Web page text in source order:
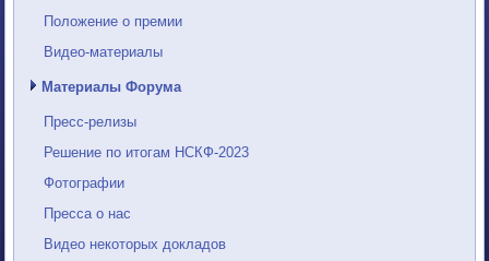
Положение о премии
Видео-материалы
Материалы Форума
Пресс-релизы
Решение по итогам НСКФ-2023
Фотографии
Пресса о нас
Видео некоторых докладов